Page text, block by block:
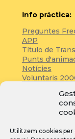
Utilitzem cookies
Info práctica:
Preguntes
APP
Título de
Punts
Notícies
Voluntaris
Zona de
Acreditacions